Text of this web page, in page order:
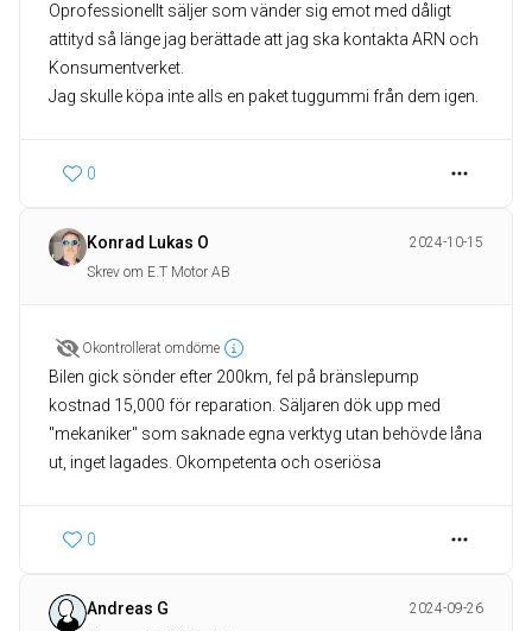
Oprofessionellt säljer som vänder sig emot med dåligt
attityd så länge jag berättade att jag ska kontakta ARN och
Konsumentverket.
Jag skulle köpa inte alls en paket tuggummi från dem igen.
0
Konrad Lukas O
2024-10-15
Skrev om E.T Motor AB
Okontrollerat omdöme
Bilen gick sönder efter 200km, fel på bränslepump
kostnad 15,000 för reparation. Säljaren dök upp med
"mekaniker" som saknade egna verktyg utan behövde låna
ut, inget lagades. Okompetenta och oseriösa
0
Andreas G
2024-09-26